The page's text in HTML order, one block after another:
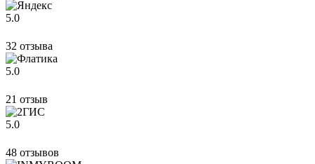
5.0
32 отзыва
5.0
21 отзыв
5.0
48 отзывов